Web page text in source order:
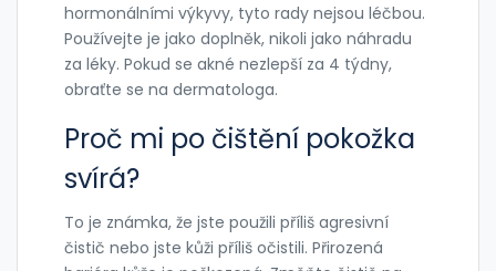
hormonálními výkyvy, tyto rady nejsou léčbou.
Používejte je jako doplněk, nikoli jako náhradu
za léky. Pokud se akné nezlepší za 4 týdny,
obraťte se na dermatologa.
Proč mi po čištění pokožka
svírá?
To je známka, že jste použili příliš agresivní
čistič nebo jste kůži příliš očistili. Přirozená